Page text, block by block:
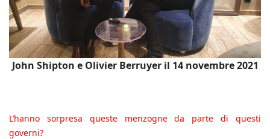
John Shipton e Olivier Berruyer il 14 novembre 2021
L’hanno sorpresa queste menzogne da parte di questi
governi?